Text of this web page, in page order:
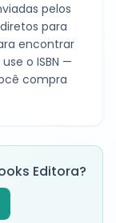
pelos
para
encontrar
o ISBN —
compra
Editora?